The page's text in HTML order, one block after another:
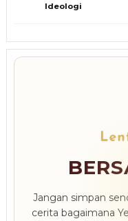
Ideologi
Jangan simpan
cerita bagaimana